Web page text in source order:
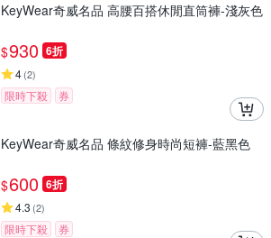
KeyWear奇威名品 高腰百搭休閒直筒褲-淺灰色
$930 6折
4(2)
限時下殺 券
KeyWear奇威名品 條紋修身時尚短褲-藍黑色
$600 6折
4.3 (2)
限時下殺 券